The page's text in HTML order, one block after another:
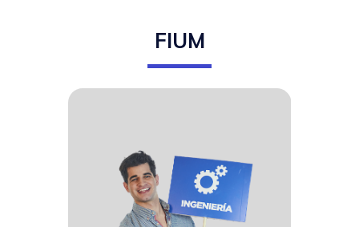
FIUM